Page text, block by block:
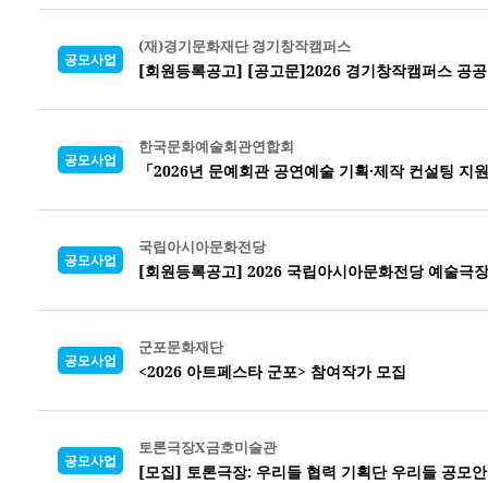
공모사업
(재)경기문화재단 경기창작캠퍼스
[회원등록공고] [공고문]2026 경기창작캠퍼스 공
공모사업
한국문화예술회관연합회
「2026년 문예회관 공연예술 기획·제작 컨설팅
공모사업
국립아시아문화전당
[회원등록공고] 2026 국립아시아문화전당 예술극
공모사업
군포문화재단
<2026 아트페스타 군포> 참여작가 모집
공모사업
토론극장X금호미술관
[모집] 토론극장: 우리들 협력 기획단 우리들 공모